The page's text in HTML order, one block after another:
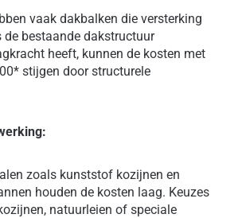
vaak dakbalken die versterking
de bestaande dakstructuur
heeft, kunnen de kosten met
stijgen door structurele
zoals kunststof kozijnen en
houden de kosten laag. Keuzes
natuurleien of speciale